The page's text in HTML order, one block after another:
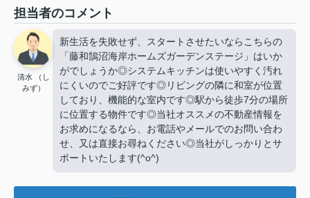
担当者のコメント
清水 （し
みず）
新生活を失敗せず、スタートさせたいならこちらの
「藤和鵠沼海岸ホームズガーデンステージ」はいか
がでしょうか◎システムキッチンは使いやすく汚れ
にくいのでご好評です◎リビングの隣に和室が位置
しており、機能的な室内です◎駅から徒歩7分の場所
に位置する物件です◎当社オススメの不動産情報を
お求めになるなら、お電話やメールでのお問い合わ
せ、又は直接お尋ねください◎当社がしっかりとサ
ポートいたします(^o^)